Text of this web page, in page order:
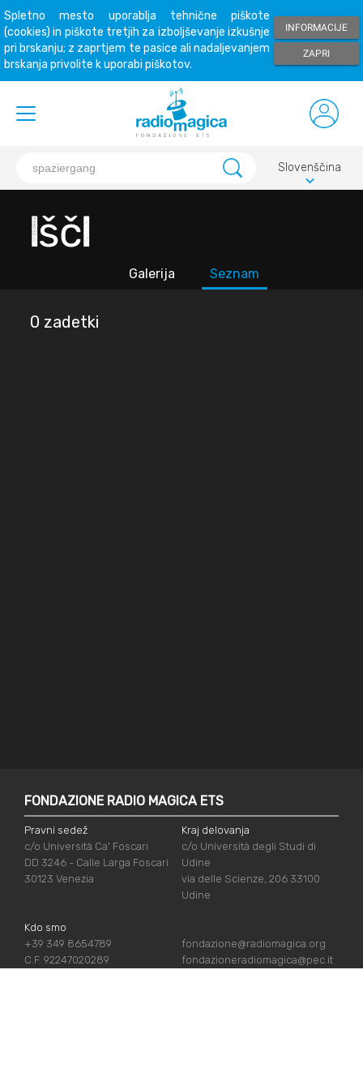
Spletno mesto uporablja tehnične piškote
(cookies) in piškote tretjih za izboljševanje izkušnje
pri brskanju; z zaprtjem te pasice ali nadaljevanjem
brskanja privolite k uporabi piškotov.
INFORMACIJE
ZAPRI
Slovenščina
keyboard_arrow_down
Išči
Galerija Seznam
0 zadetki
FONDAZIONE RADIO MAGICA ETS
Pravni sedež
c/o Università Ca' Foscari
DD 3246 - Calle Larga Foscari
30123 Venezia
Kraj delovanja
c/o Università degli Studi di
Udine
via delle Scienze, 206 33100
Udine
Kdo smo
+39 349 8654789
C.F. 92247020289
fondazione@radiomagica.org
fondazioneradiomagica@pec.it